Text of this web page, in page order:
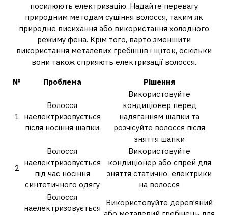
посилюють електризацію. Надайте перевагу
природним методам сушіння волосся, таким як
природне висихання або використання холодного
режиму фена. Крім того, варто зменшити
використання металевих гребінців і щіток, оскільки
вони також сприяють електризації волосся.
№ Проблема Рішення
1
Волосся
наелектризовується
після носіння шапки
Використовуйте
кондиціонер перед
надяганням шапки та
розчісуйте волосся після
зняття шапки
2
Волосся
наелектризовується
під час носіння
синтетичного одягу
Використовуйте
кондиціонер або спрей для
зняття статичної електрики
на волосся
Волосся
наелектризовується
Використовуйте дерев’яний